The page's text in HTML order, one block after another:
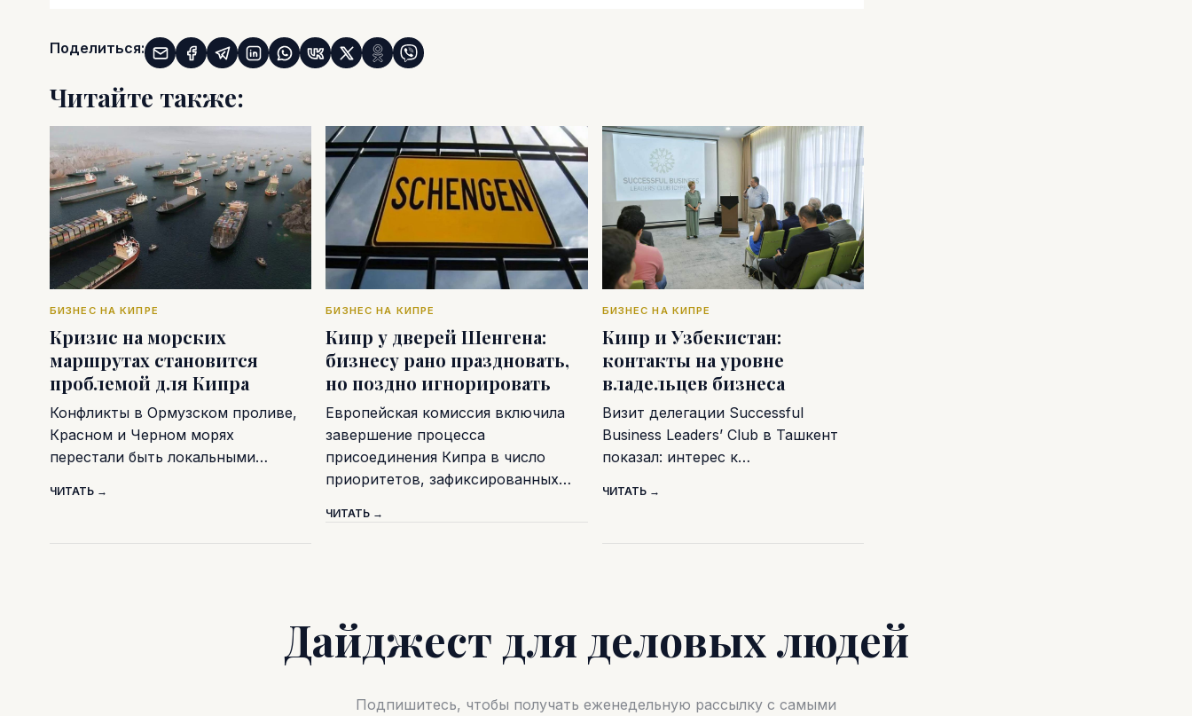
Поделиться:
Читайте также:
БИЗНЕС НА КИПРЕ
Кризис на морских
маршрутах становится
проблемой для Кипра
Конфликты в Ормузском проливе,
Красном и Черном морях
перестали быть локальными…
ЧИТАТЬ →
БИЗНЕС НА КИПРЕ
Кипр у дверей Шенгена:
бизнесу рано праздновать,
но поздно игнорировать
Европейская комиссия включила
завершение процесса
присоединения Кипра в число
приоритетов, зафиксированных…
ЧИТАТЬ →
БИЗНЕС НА КИПРЕ
Кипр и Узбекистан:
контакты на уровне
владельцев бизнеса
Визит делегации Successful
Business Leaders’ Club в Ташкент
показал: интерес к…
ЧИТАТЬ →
Дайджест для деловых людей
Подпишитесь, чтобы получать еженедельную рассылку с самыми